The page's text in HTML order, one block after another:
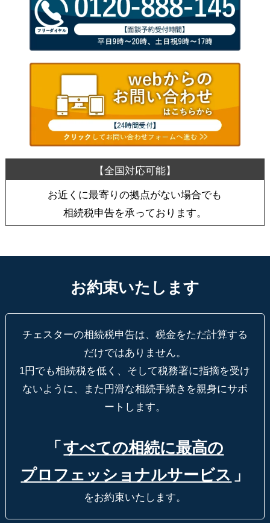
お近くに最寄りの拠点がない場合でも
相続税申告を承っております。
お約束いたします
チェスターの相続税申告は、税金をただ計算する
だけではありません。
1円でも相続税を低く、そして税務署に指摘を受け
ないように、
また円滑な相続手続きを親身にサポ
ートします。
「 すべての相続に最高の
プロフェッショナルサービス 」
をお約束いたします。